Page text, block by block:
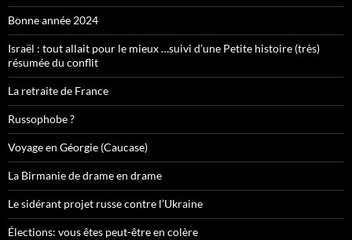
Bonne année 2024
Israël : tout allait pour le mieux …suivi d’une Petite histoire (très)
résumée du conflit
La retraite de France
Russophobe ?
Voyage en Géorgie (Caucase)
La Birmanie de drame en drame
Le sidérant projet russe contre l’Ukraine
Élections: vous êtes peut-être en colère